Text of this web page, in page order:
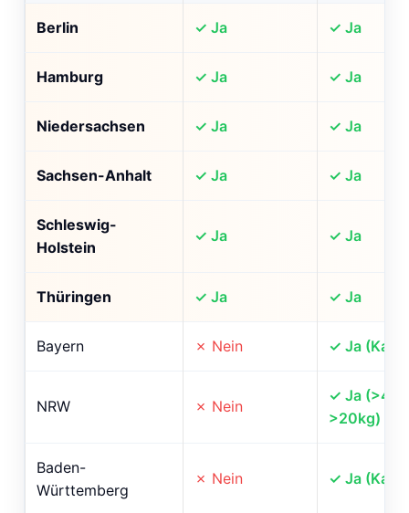
Berlin ✓ Ja ✓ Ja
Hamburg ✓ Ja ✓ Ja
Niedersachsen ✓ Ja ✓ Ja
Sachsen-Anhalt ✓ Ja ✓ Ja
Schleswig-
Holstein
✓ Ja ✓ Ja
Thüringen ✓ Ja ✓ Ja
Bayern ✗ Nein ✓ Ja
NRW ✗ Nein
✓ Ja
>20kg)
Baden-
Württemberg
✗ Nein ✓ Ja